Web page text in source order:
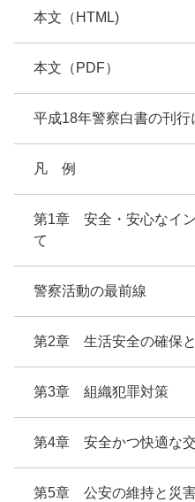
本文（HTML)
本文（PDF）
平成18年警察白書の刊行
凡 例
第1章 安全・安心なイ
て
警察活動の最前線
第2章 生活安全の確保
第3章 組織犯罪対策
第4章 安全かつ快適な
第5章 公安の維持と災